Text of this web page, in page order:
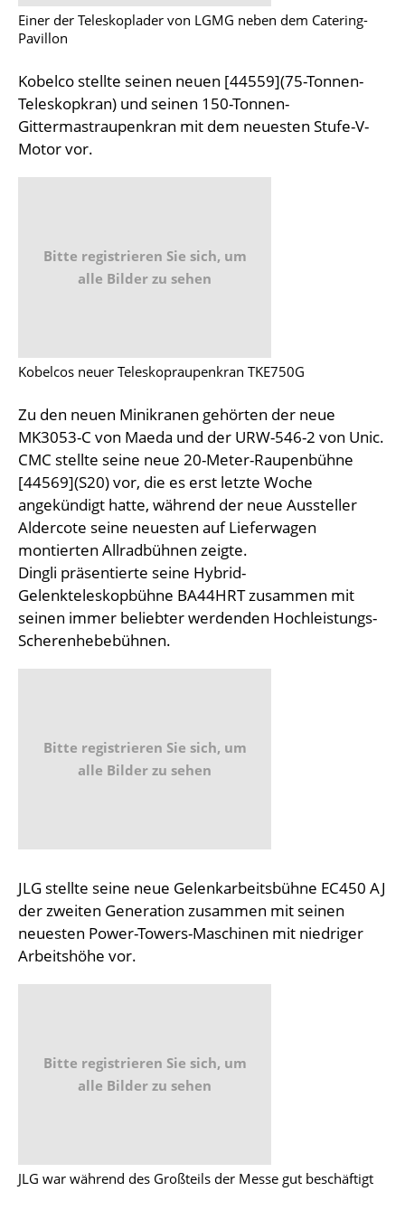
Einer der Teleskoplader von LGMG neben dem Catering-
Pavillon
Kobelco stellte seinen neuen [44559](75-Tonnen-
Teleskopkran) und seinen 150-Tonnen-
Gittermastraupenkran mit dem neuesten Stufe-V-
Motor vor.
Bitte registrieren Sie sich, um
alle Bilder zu sehen
Kobelcos neuer Teleskopraupenkran TKE750G
Zu den neuen Minikranen gehörten der neue
MK3053-C von Maeda und der URW-546-2 von Unic.
CMC stellte seine neue 20-Meter-Raupenbühne
[44569](S20) vor, die es erst letzte Woche
angekündigt hatte, während der neue Aussteller
Aldercote seine neuesten auf Lieferwagen
montierten Allradbühnen zeigte.
Dingli präsentierte seine Hybrid-
Gelenkteleskopbühne BA44HRT zusammen mit
seinen immer beliebter werdenden Hochleistungs-
Scherenhebebühnen.
Bitte registrieren Sie sich, um
alle Bilder zu sehen
JLG stellte seine neue Gelenkarbeitsbühne EC450 AJ
der zweiten Generation zusammen mit seinen
neuesten Power-Towers-Maschinen mit niedriger
Arbeitshöhe vor.
Bitte registrieren Sie sich, um
alle Bilder zu sehen
JLG war während des Großteils der Messe gut beschäftigt